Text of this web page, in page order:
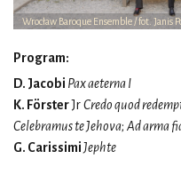
Wrocław Baroque Ensemble / fot. Janis
Program:
D. Jacobi Pax aeterna I
K. FörsterJrCredo quod
Celebramus te Jehova; Ad arma
G. CarissimiJephte